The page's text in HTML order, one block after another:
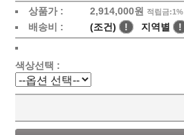
상품가 : 2,914,000원 적립금:1%
배송비 : (조건) ! 지역별 !
색상선택 :